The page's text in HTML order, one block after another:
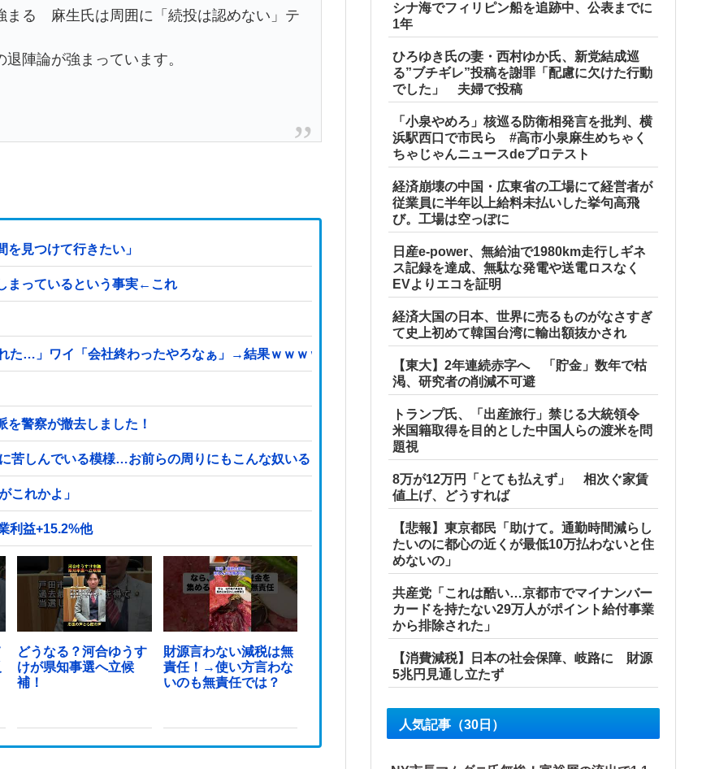
まる 麻生氏は周囲に「続投は認めない」テ
陣論が強まっています。
見つけて行きたい」
まっているという事実←これ
た…」ワイ「会社終わったやろなぁ」→結果ｗｗｗｗ
警察が撤去しました！
苦しんでいる模様…お前らの周りにもこんな奴いる？
これかよ」
利益+15.2%他
どうなる？河合ゆうす
けが県知事選へ立候
補！
財源言わない減税は無
責任！→使い方言わな
いのも無責任では？
シナ海でフィリピン船を追跡中、公表までに
1年
ひろゆき氏の妻・西村ゆか氏、新党結成巡
る”ブチギレ”投稿を謝罪「配慮に欠けた行動
でした」 夫婦で投稿
「小泉やめろ」核巡る防衛相発言を批判、横
浜駅西口で市民ら #高市小泉麻生めちゃく
ちゃじゃんニュースdeプロテスト
経済崩壊の中国・広東省の工場にて経営者が
従業員に半年以上給料未払いした挙句高飛
び。工場は空っぽに
日産e-power、無給油で1980km走行しギネ
ス記録を達成、無駄な発電や送電ロスなく
EVよりエコを証明
経済大国の日本、世界に売るものがなさすぎ
て史上初めて韓国台湾に輸出額抜かされ
【東大】2年連続赤字へ 「貯金」数年で枯
渇、研究者の削減不可避
トランプ氏、「出産旅行」禁じる大統領令
米国籍取得を目的とした中国人らの渡米を問
題視
8万が12万円「とても払えず」 相次ぐ家賃
値上げ、どうすれば
【悲報】東京都民「助けて。通勤時間減らし
たいのに都心の近くが最低10万払わないと住
めないの」
共産党「これは酷い…京都市でマイナンバー
カードを持たない29万人がポイント給付事業
から排除された」
【消費減税】日本の社会保障、岐路に 財源
5兆円見通し立たず
人気記事（30日）